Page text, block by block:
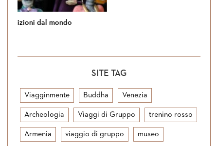
SITE TAG
Viagginmente Buddha Venezia
Archeologia Viaggi di Gruppo trenino rosso
Armenia viaggio di gruppo museo